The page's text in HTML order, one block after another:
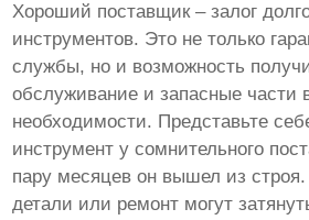
Хороший поставщик – залог
инструментов. Это не только
службы, но и возможность
обслуживание и запасные части
необходимости. Представьте
инструмент у сомнительного
пару месяцев он вышел из
детали или ремонт могут